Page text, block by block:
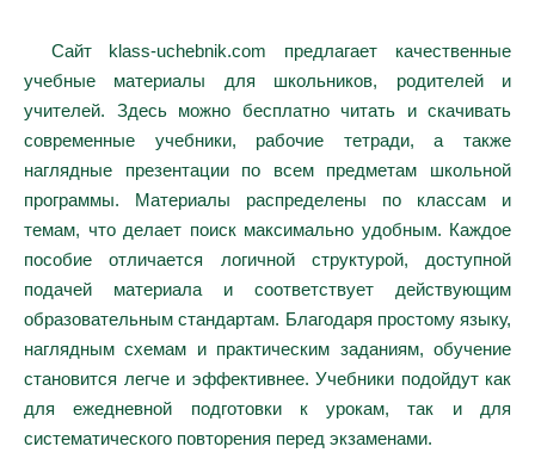
Сайт klass-uchebnik.com предлагает качественные
учебные материалы для школьников, родителей и
учителей. Здесь можно бесплатно читать и скачивать
современные учебники, рабочие тетради, а также
наглядные презентации по всем предметам школьной
программы. Материалы распределены по классам и
темам, что делает поиск максимально удобным. Каждое
пособие отличается логичной структурой, доступной
подачей материала и соответствует действующим
образовательным стандартам. Благодаря простому языку,
наглядным схемам и практическим заданиям, обучение
становится легче и эффективнее. Учебники подойдут как
для ежедневной подготовки к урокам, так и для
систематического повторения перед экзаменами.